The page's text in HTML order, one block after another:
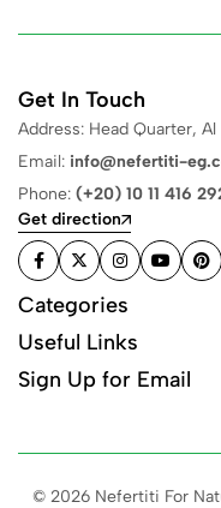
Get In Touch
Address: Head Quarter,
Email: info@nefertiti-
Phone: (+20) 10 11 416
Get direction
Categories
Useful Links
Sign Up for Email
© 2026 Nefertiti For